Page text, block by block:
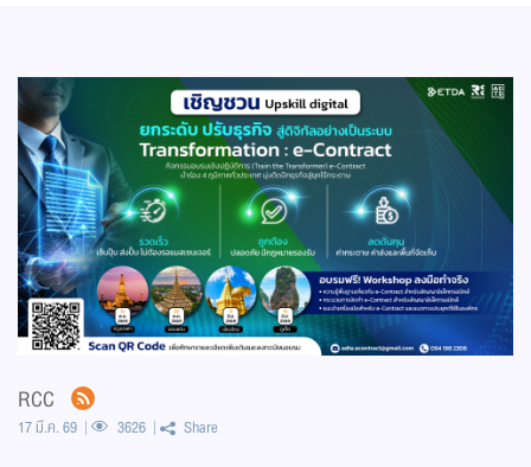
RCC
17 มี.ค. 69 3626 Share